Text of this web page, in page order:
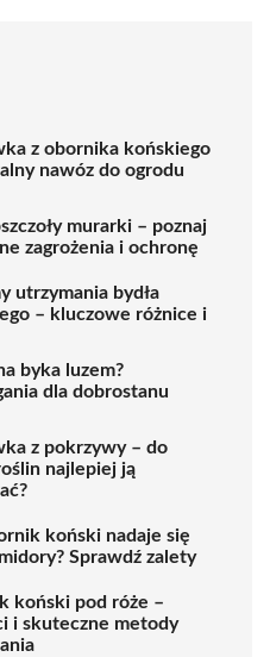
z obornika końskiego
nawóz do ogrodu
murarki – poznaj
zagrożenia i ochronę
utrzymania bydła
– kluczowe różnice i
byka luzem?
dla dobrostanu
z pokrzywy – do
najlepiej ją
koński nadaje się
Sprawdź zalety
koński pod róże –
i skuteczne metody